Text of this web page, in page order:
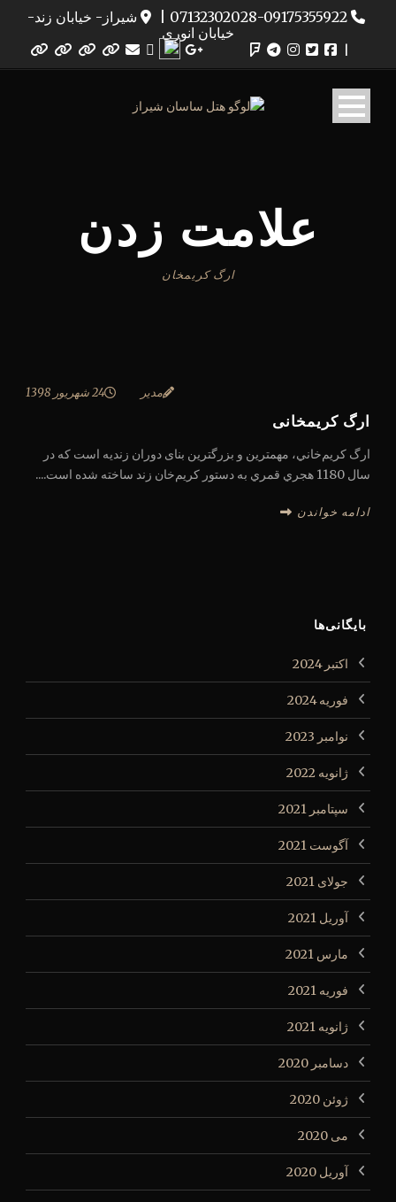
07132302028-09175355922
شیراز- خیابان زند-
خیابان انوری
علامت زدن
ارگ کریمخان
24 شهریور 1398 مدیر
ارگ کریمخانی
ارگ کریم‌خاني، مهمترین و بزرگترین بنای دوران زندیه است که در
سال 1180 هجري قمري به دستور کریم‌خان زند ساخته شده است....
ادامه خواندن
بایگانی‌ها
اکتبر 2024
فوریه 2024
نوامبر 2023
ژانویه 2022
سپتامبر 2021
آگوست 2021
جولای 2021
آوریل 2021
مارس 2021
فوریه 2021
ژانویه 2021
دسامبر 2020
ژوئن 2020
می 2020
آوریل 2020